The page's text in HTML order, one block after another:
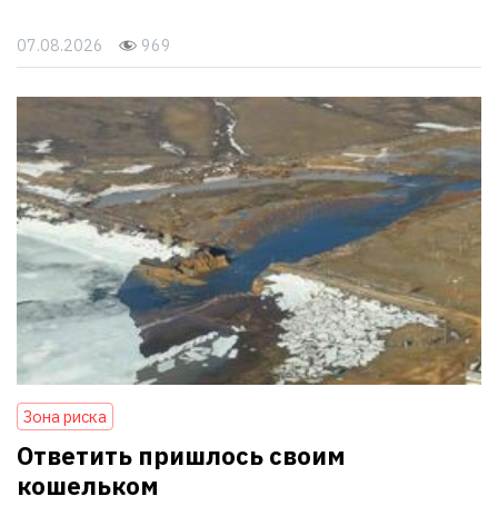
07.08.2026 969
Зона риска
Ответить пришлось своим
кошельком